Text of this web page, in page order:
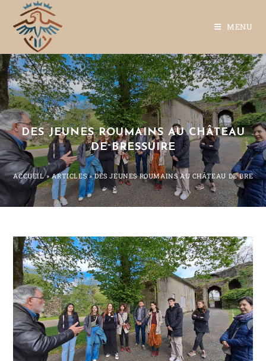
MENU
DES JEUNES ROUMAINS AU CHÂTEAU
DE BRESSUIRE
ACCUEIL»ARTICLES»DES JEUNES ROUMAINS AU CHÂTEAU DE